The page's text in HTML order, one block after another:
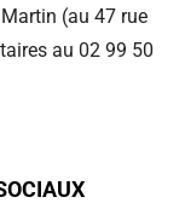
(au 47 rue
au 02 99 50